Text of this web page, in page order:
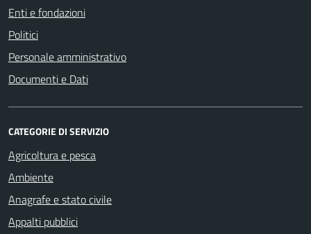
Enti e fondazioni
Politici
Personale amministrativo
Documenti e Dati
CATEGORIE DI SERVIZIO
Agricoltura e pesca
Ambiente
Anagrafe e stato civile
Appalti pubblici